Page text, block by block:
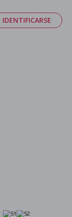
IDENTIFICARSE